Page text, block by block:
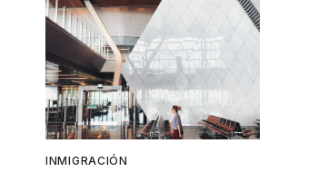
INMIGRACIÓN